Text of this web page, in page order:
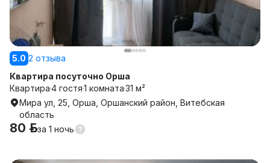
5.0 2 отзыва
Квартира посуточно Орша
Квартира4 гостя1 комната31 м²
Мира ул, 25, Орша, Оршанский район, Витебская
область
80 р.за 1 ночь